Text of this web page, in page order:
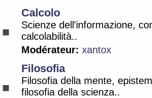
Calcolo
Scienze dell'informazione,
calcolabilità..
Modérateur: xantox
Filosofia
Filosofia della mente,
filosofia della scienza..